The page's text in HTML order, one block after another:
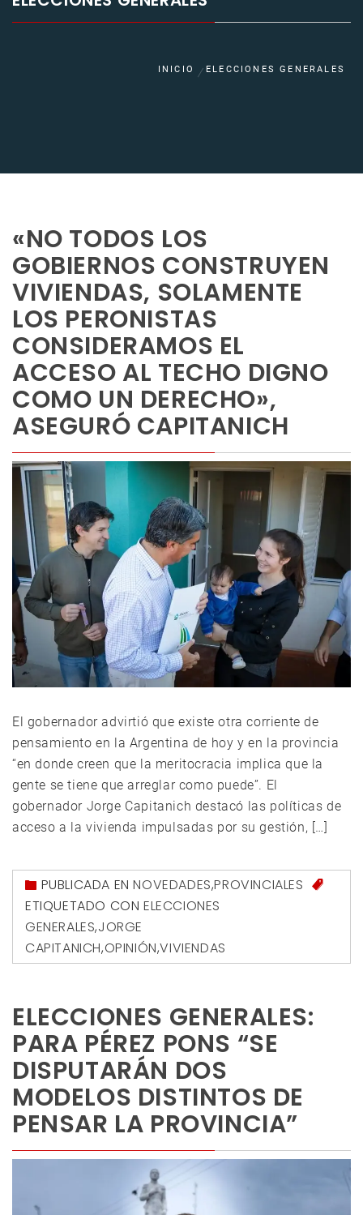
INICIO ELECCIONES GENERALES
«NO TODOS LOS
GOBIERNOS CONSTRUYEN
VIVIENDAS, SOLAMENTE
LOS PERONISTAS
CONSIDERAMOS EL
ACCESO AL TECHO DIGNO
COMO UN DERECHO»,
ASEGURÓ CAPITANICH
El gobernador advirtió que existe otra corriente de
pensamiento en la Argentina de hoy y en la provincia
“en donde creen que la meritocracia implica que la
gente se tiene que arreglar como puede”. El
gobernador Jorge Capitanich destacó las políticas de
acceso a la vivienda impulsadas por su gestión, […]
PUBLICADA ENNOVEDADES,PROVINCIALES
ETIQUETADO CON ELECCIONES
GENERALES,JORGE
CAPITANICH,OPINIÓN,VIVIENDAS
ELECCIONES GENERALES:
PARA PÉREZ PONS “SE
DISPUTARÁN DOS
MODELOS DISTINTOS DE
PENSAR LA PROVINCIA”